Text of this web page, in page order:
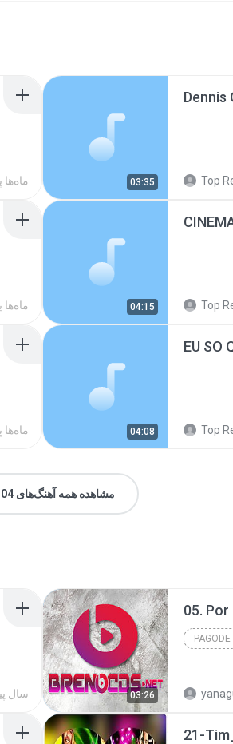
2 03:35 Top
2 04:15 Top
2 04:08
EU SO
Top
مشاهده همه آهنگ‌های 304
10 03:26
05. Por
PAGODE